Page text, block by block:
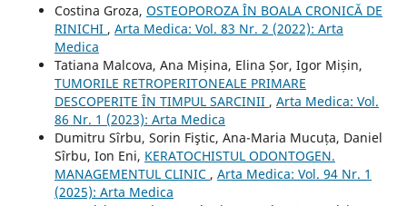
Costina Groza, OSTEOPOROZA ÎN BOALA CRONICĂ DE
RINICHI , Arta Medica: Vol. 83 Nr. 2 (2022): Arta
Medica
Tatiana Malcova, Ana Mișina, Elina Șor, Igor Mișin,
TUMORILE RETROPERITONEALE PRIMARE
DESCOPERITE ÎN TIMPUL SARCINII , Arta Medica: Vol.
86 Nr. 1 (2023): Arta Medica
Dumitru Sîrbu, Sorin Fiştic, Ana-Maria Mucuța, Daniel
Sîrbu, Ion Eni, KERATOCHISTUL ODONTOGEN.
MANAGEMENTUL CLINIC , Arta Medica: Vol. 94 Nr. 1
(2025): Arta Medica